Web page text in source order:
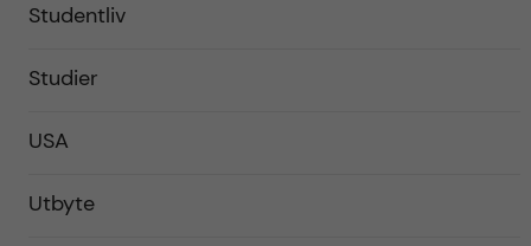
Studentliv
Studier
USA
Utbyte